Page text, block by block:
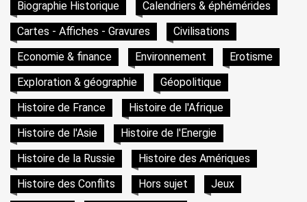
Biographie Historique
Calendriers & éphémérides
Cartes - Affiches - Gravures
Civilisations
Economie & finance
Environnement
Erotisme
Exploration & géographie
Géopolitique
Histoire de France
Histoire de l'Afrique
Histoire de l'Asie
Histoire de l'Energie
Histoire de la Russie
Histoire des Amériques
Histoire des Conflits
Hors sujet
Jeux